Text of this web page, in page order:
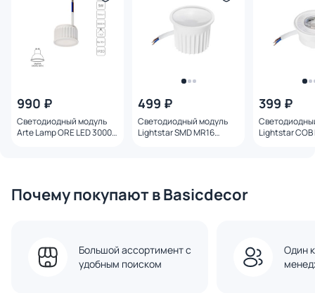
990 ₽
Светодиодный модуль
Arte Lamp ORE LED 3000К
499 ₽
Светодиодный модуль
Lightstar SMD MR16
399 ₽
Lightstar COB
Почему покупают в Basicdecor
Большой ассортимент с
удобным поиском
Один